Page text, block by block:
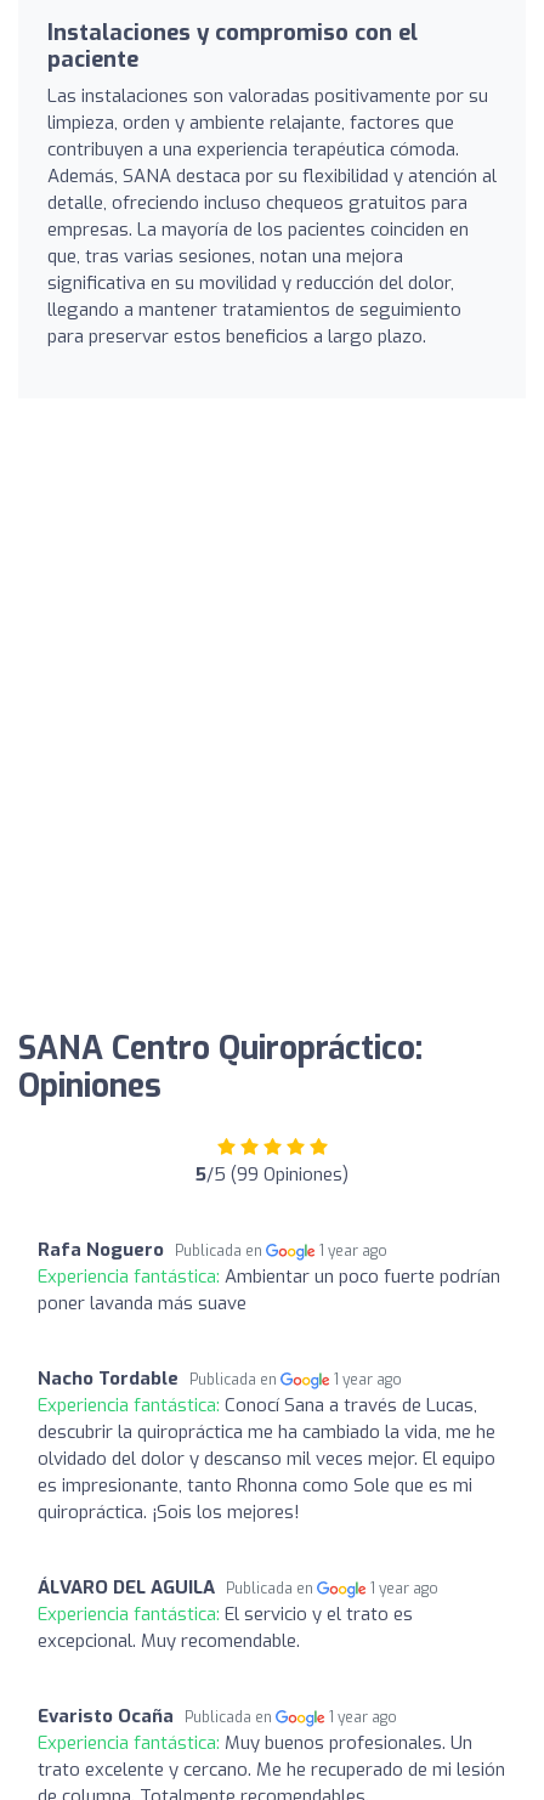
Instalaciones y compromiso con el
paciente
Las instalaciones son valoradas positivamente por su
limpieza, orden y ambiente relajante, factores que
contribuyen a una experiencia terapéutica cómoda.
Además, SANA destaca por su flexibilidad y atención al
detalle, ofreciendo incluso chequeos gratuitos para
empresas. La mayoría de los pacientes coinciden en
que, tras varias sesiones, notan una mejora
significativa en su movilidad y reducción del dolor,
llegando a mantener tratamientos de seguimiento
para preservar estos beneficios a largo plazo.
SANA Centro Quiropráctico:
Opiniones
5/5 (99 Opiniones)
Rafa Noguero Publicada en 1 year ago
Experiencia fantástica: Ambientar un poco fuerte podrían
poner lavanda más suave
Nacho Tordable Publicada en 1 year ago
Experiencia fantástica: Conocí Sana a través de Lucas,
descubrir la quiropráctica me ha cambiado la vida, me he
olvidado del dolor y descanso mil veces mejor. El equipo
es impresionante, tanto Rhonna como Sole que es mi
quiropráctica. ¡Sois los mejores!
ÁLVARO DEL AGUILA Publicada en 1 year ago
Experiencia fantástica: El servicio y el trato es
excepcional. Muy recomendable.
Evaristo Ocaña Publicada en 1 year ago
Experiencia fantástica: Muy buenos profesionales. Un
trato excelente y cercano. Me he recuperado de mi lesión